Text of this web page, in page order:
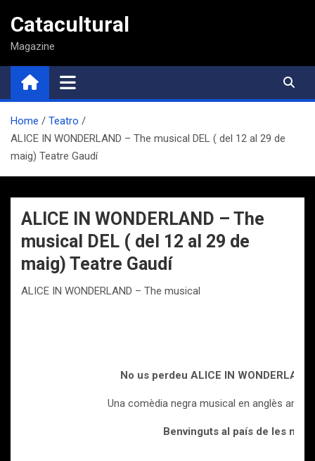
contenido
Catacultural
Magazine
Home
Teatro
ALICE IN WONDERLAND – The musical DEL ( del 12 al 29 de
maig) Teatre Gaudí
ALICE IN WONDERLAND – The
musical DEL ( del 12 al 29 de
maig) Teatre Gaudí
ALICE IN WONDERLAND – The musical
No us perdeu ALICE IN WONDERLAND
Una comèdia negra musical en anglès amb
Benvinguts al país de les